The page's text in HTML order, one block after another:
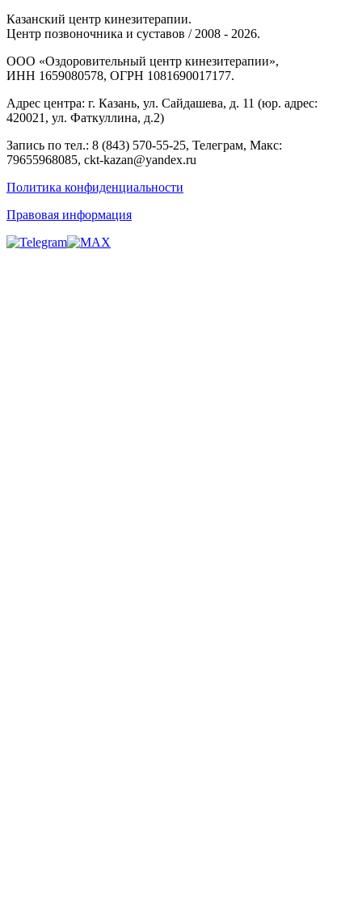
Казанский центр кинезитерапии.
Центр позвоночника и суставов / 2008 - 2026.
ООО «Оздоровительный центр кинезитерапии»,
ИНН 1659080578, ОГРН 1081690017177.
Адрес центра: г. Казань, ул. Сайдашева, д. 11 (юр. адрес:
420021, ул. Фаткуллина, д.2)
Запись по тел.: 8 (843) 570-55-25, Телеграм, Макс:
79655968085, ckt-kazan@yandex.ru
Политика конфиденциальности
Правовая информация